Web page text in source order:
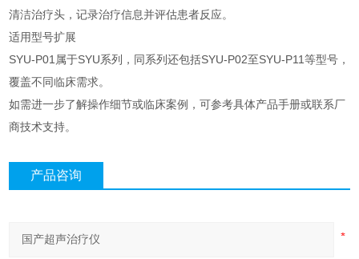
清洁治疗头，记录治疗信息并评估患者反应。
适用型号扩展
SYU-P01属于SYU系列，同系列还包括SYU-P02至SYU-P11等型号，
覆盖不同临床需求。
如需进一步了解操作细节或临床案例，可参考具体产品手册或联系厂
商技术支持。
产品咨询